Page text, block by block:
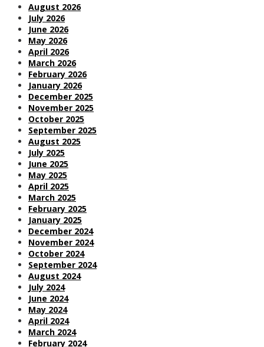
August 2026
July 2026
June 2026
May 2026
April 2026
March 2026
February 2026
January 2026
December 2025
November 2025
October 2025
September 2025
August 2025
July 2025
June 2025
May 2025
April 2025
March 2025
February 2025
January 2025
December 2024
November 2024
October 2024
September 2024
August 2024
July 2024
June 2024
May 2024
April 2024
March 2024
February 2024